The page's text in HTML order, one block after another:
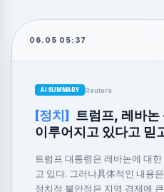
06.05 05:37
AI SUMMARY Reuters
[정치]
트럼프, 레바논
이루어지고 있다고 믿
트럼프 대통령은 레바논에 대
고 있다. 그러나具体적인 내용
정치적 불안정은 지역 경제에